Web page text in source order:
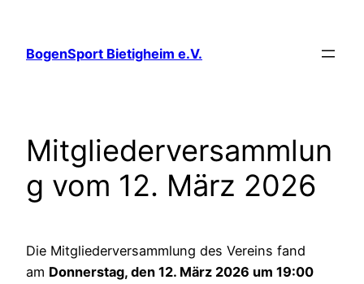
springen
BogenSport Bietigheim e.V.
Mitgliederversammlun
g vom 12. März 2026
Die Mitgliederversammlung des Vereins fand
am Donnerstag, den 12. März 2026 um 19:00